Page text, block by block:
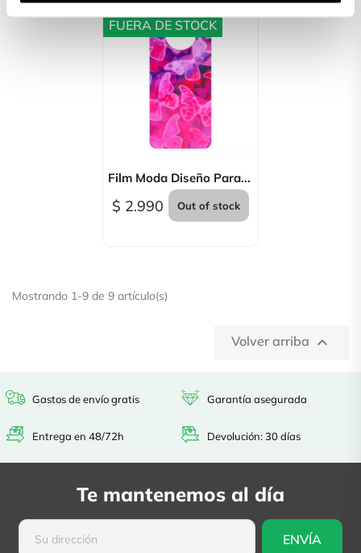
Film Moda Diseño Para...
$ 2.990 Out of stock
FUERA DE STOCK
Mostrando 1-9 de 9 artículo(s)
Volver arriba 
Gastos de envío gratis
Entrega en 48/72h
Garantía asegurada
Devolución: 30 días
Te mantenemos al día